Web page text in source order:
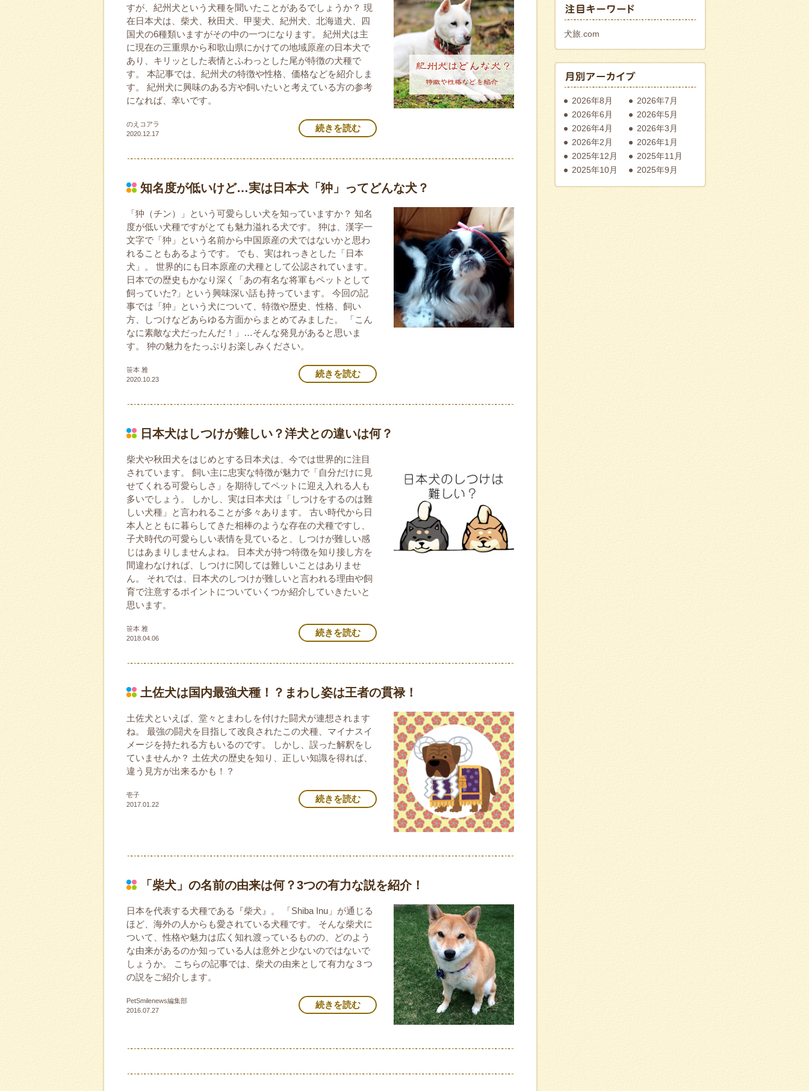
すが、紀州犬という犬種を聞いたことがあるでしょうか？ 現
在日本犬は、柴犬、秋田犬、甲斐犬、紀州犬、北海道犬、四
国犬の6種類いますがその中の一つになります。 紀州犬は主
に現在の三重県から和歌山県にかけての地域原産の日本犬で
あり、キリッとした表情とふわっとした尾が特徴の犬種で
す。 本記事では、紀州犬の特徴や性格、価格などを紹介しま
す。 紀州犬に興味のある方や飼いたいと考えている方の参考
になれば、幸いです。
続きを読む
のえコアラ
2020.12.17
知名度が低いけど…実は日本犬「狆」ってどんな犬？
「狆（チン）」という可愛らしい犬を知っていますか？ 知名
度が低い犬種ですがとても魅力溢れる犬です。 狆は、漢字一
文字で「狆」という名前から中国原産の犬ではないかと思わ
れることもあるようです。 でも、実はれっきとした「日本
犬」。 世界的にも日本原産の犬種として公認されています。
日本での歴史もかなり深く「あの有名な将軍もペットとして
飼っていた?」という興味深い話も持っています。 今回の記
事では「狆」という犬について、特徴や歴史、性格、飼い
方、しつけなどあらゆる方面からまとめてみました。 「こん
なに素敵な犬だったんだ！」…そんな発見があると思いま
す。 狆の魅力をたっぷりお楽しみください。
続きを読む
笹本 雅
2020.10.23
日本犬はしつけが難しい？洋犬との違いは何？
柴犬や秋田犬をはじめとする日本犬は、今では世界的に注目
されています。 飼い主に忠実な特徴が魅力で「自分だけに見
せてくれる可愛らしさ」を期待してペットに迎え入れる人も
多いでしょう。 しかし、実は日本犬は「しつけをするのは難
しい犬種」と言われることが多々あります。 古い時代から日
本人とともに暮らしてきた相棒のような存在の犬種ですし、
子犬時代の可愛らしい表情を見ていると、しつけが難しい感
じはあまりしませんよね。 日本犬が持つ特徴を知り接し方を
間違わなければ、しつけに関しては難しいことはありませ
ん。 それでは、日本犬のしつけが難しいと言われる理由や飼
育で注意するポイントについていくつか紹介していきたいと
思います。
続きを読む
笹本 雅
2018.04.06
土佐犬は国内最強犬種！？まわし姿は王者の貫禄！
土佐犬といえば、堂々とまわしを付けた闘犬が連想されます
ね。 最強の闘犬を目指して改良されたこの犬種、マイナスイ
メージを持たれる方もいるのです。 しかし、誤った解釈をし
ていませんか？ 土佐犬の歴史を知り、正しい知識を得れば、
違う見方が出来るかも！？
続きを読む
壱子
2017.01.22
「柴犬」の名前の由来は何？3つの有力な説を紹介！
日本を代表する犬種である『柴犬』。 「Shiba Inu」が通じる
ほど、海外の人からも愛されている犬種です。 そんな柴犬に
ついて、性格や魅力は広く知れ渡っているものの、どのよう
な由来があるのか知っている人は意外と少ないのではないで
しょうか。 こちらの記事では、柴犬の由来として有力な３つ
の説をご紹介します。
続きを読む
PetSmilenews編集部
2016.07.27
犬旅.com
2026年8月
2026年7月
2026年6月
2026年5月
2026年4月
2026年3月
2026年2月
2026年1月
2025年12月
2025年11月
2025年10月
2025年9月